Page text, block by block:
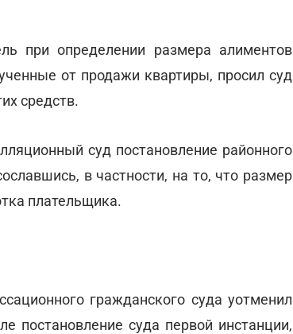
при определении размера алиментов
от продажи квартиры, просил суд
средств.
суд постановление районного
в частности, на то, что размер
плательщика.
гражданского суда уотменил
постановление суда первой инстанции,